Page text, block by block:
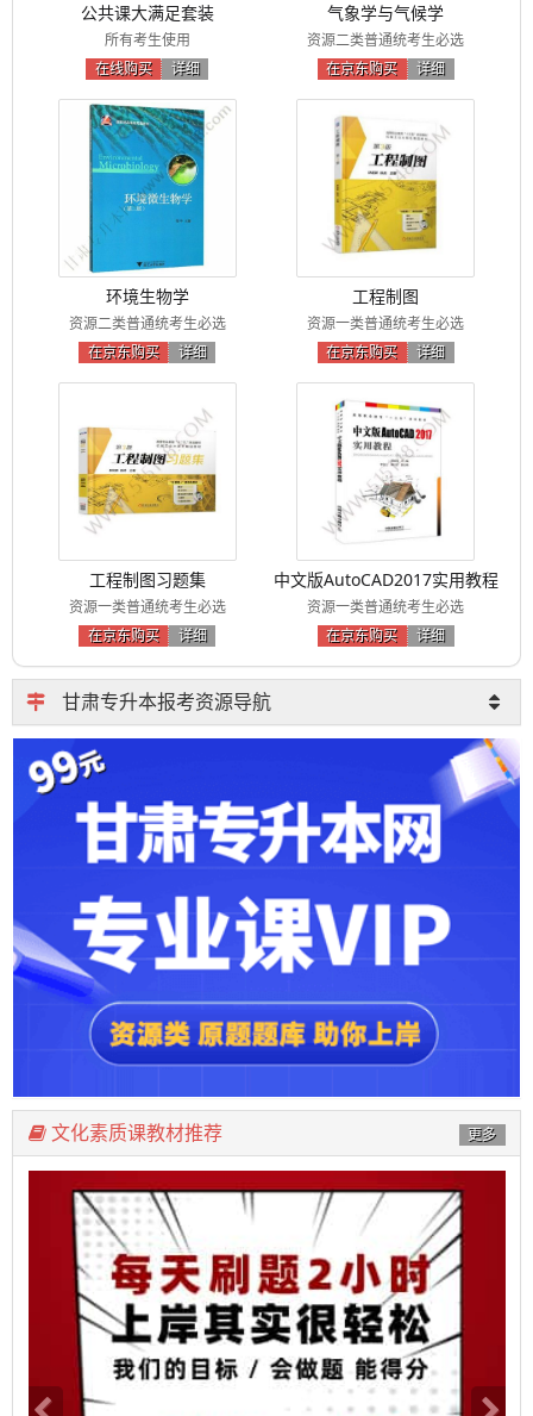
公共课大满足套装
所有考生使用
在线购买
详细
气象学与气候学
资源二类普通统考生必选
在京东购买
详细
环境生物学
资源二类普通统考生必选
在京东购买
详细
工程制图
资源一类普通统考生必选
在京东购买
详细
工程制图习题集
资源一类普通统考生必选
在京东购买
详细
中文版AutoCAD2017实用教程
资源一类普通统考生必选
在京东购买
详细
甘肃专升本报考资源导航
文化素质课教材推荐 更多